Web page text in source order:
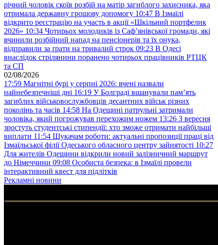
річний чоловік скоїв розбій на матір загиблого захисника, яка
отримала державну грошову допомогу 10:47 В Ізмаїлі
відкрито реєстрацію на участь в акції «Шкільний портфелик
2026» 10:34 Чотирьох молодиків із Саф’янівської громади, які
вчинили розбійний напад на пенсіонерів та їх онука,
відправили за ґрати на тривалий строк 09:23 В Одесі
внаслідок стрілянини поранено чотирьох працівників РТЦК
та СП
02/08/2026
17:59 Магнітні бурі у серпні 2026: вчені назвали
найнебезпечніші дні 16:19 У Болграді вшанували пам’ять
загиблих військовослужбовців десантних військ різних
поколінь та часів 14:58 На Одещині патрульні затримали
чоловіка, який погрожував перехожим ножем 13:26 З вересня
зростуть студентські стипендії: хто зможе отримати найбільші
виплати 11:54 Шукачам роботи: актуальні пропозиції праці від
Ізмаїльської філії Одеського обласного центру зайнятості 10:27
Для жителів Одещини відкрили новий залізничний маршрут
до Німеччини 09:08 Особиста безпека: в Ізмаїлі провели
інтерактивний квест для підлітків
Рекламні новини